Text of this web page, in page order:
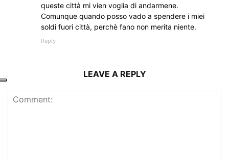
queste città mi vien voglia di andarmene.
Comunque quando posso vado a spendere i miei
soldi fuori città, perchè fano non merita niente.
Reply
LEAVE A REPLY